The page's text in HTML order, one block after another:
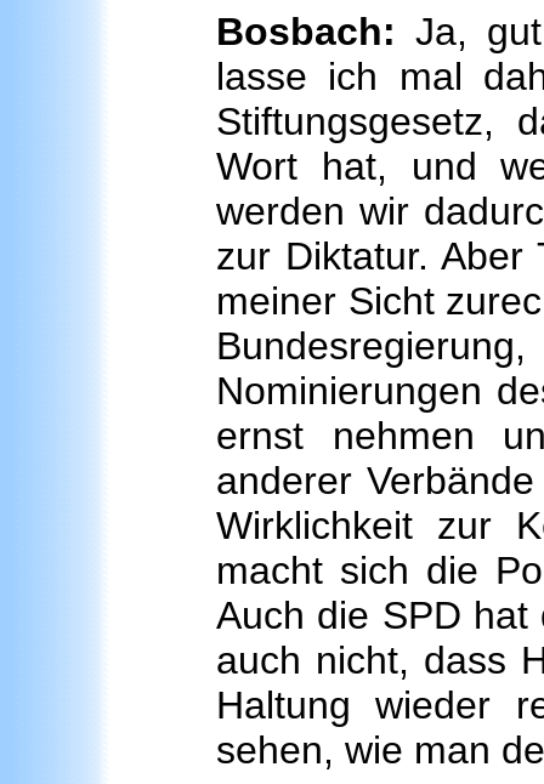
Bosbach: Ja,
lasse ich mal
Stiftungsgesetz,
Wort hat, und
werden wir
zur Diktatur. Aber
meiner Sicht
Nominierungen
ernst nehmen
anderer
Wirklichkeit zur
macht sich die
Auch die SPD
auch nicht, dass
Haltung wieder
sehen, wie man